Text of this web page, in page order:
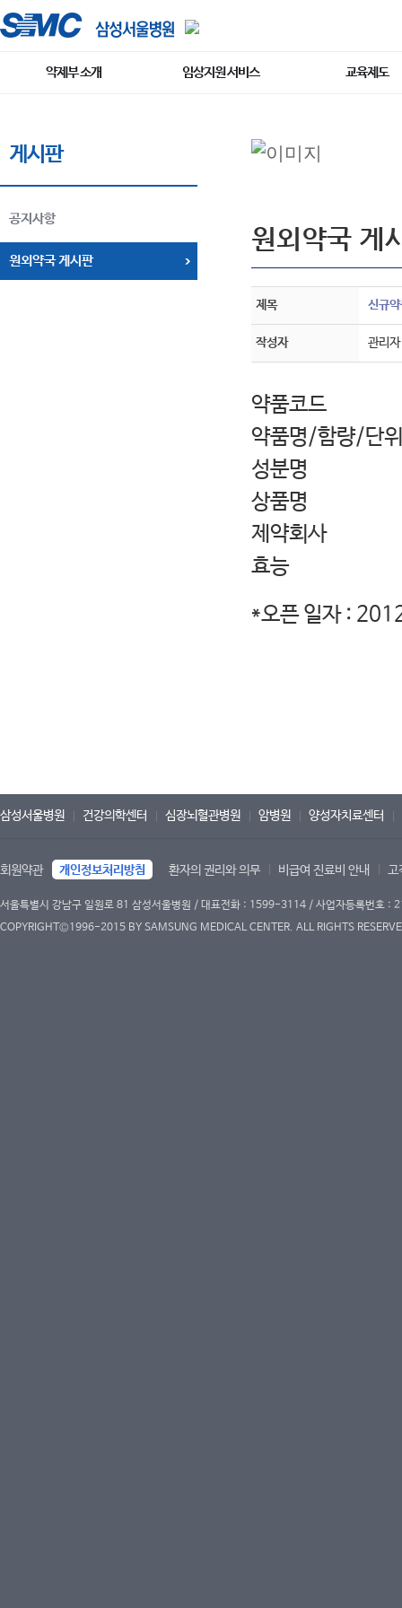
약제부 소개 임상지원 서비스 교육제도
게시판
공지사항
원외약국 게시판
원외약국 게
제목 신규
작성자 관리자
약품코드
약품명/함량/
성분명
상품명 릴
제약회사
효능 알레르
*오픈 일자 :
삼성서울병원 건강의학센터 심장뇌혈관병원 암병원 양성자치료센터
회원약관 개인정보처리방침 환자의 권리와 의무 비급여 진료비 안내 고
서울특별시 강남구 일원로 81 삼성서울병원 / 대표전화 : 1599-3114 / 사업자등록번호
COPYRIGHT©1996-2015 BY SAMSUNG MEDICAL CENTER. ALL RIGHTS